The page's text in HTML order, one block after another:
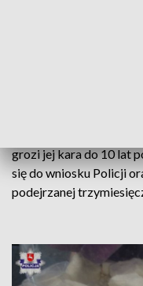
grozi jej kara do 10 lat
się do wniosku Policji
podejrzanej